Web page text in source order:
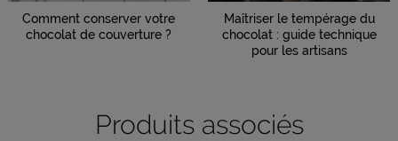
Comment conserver votre
chocolat de couverture ?
Maîtriser le tempérage du
chocolat : guide technique
pour les artisans
Produits associés